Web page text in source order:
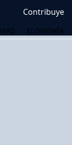
Contribuye
ECONOMÍA